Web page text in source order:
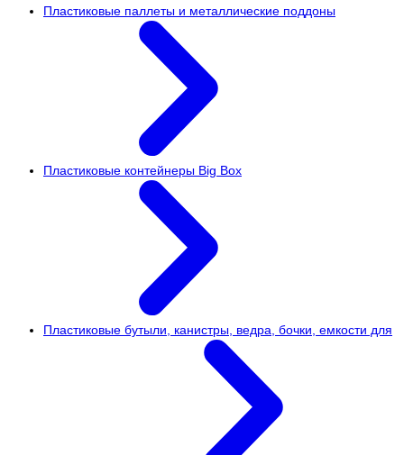
Пластиковые паллеты и металлические поддоны
Пластиковые контейнеры Big Box
Пластиковые бутыли, канистры, ведра, бочки, емкости для